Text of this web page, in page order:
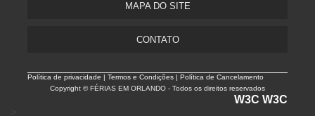
MAPA DO SITE
CONTATO
Política de privacidade |Termos e Condições | Política de Cancelamento
Copyright © FÉRIAS EM ORLANDO - Todos os direitos reservados
W3C W3C